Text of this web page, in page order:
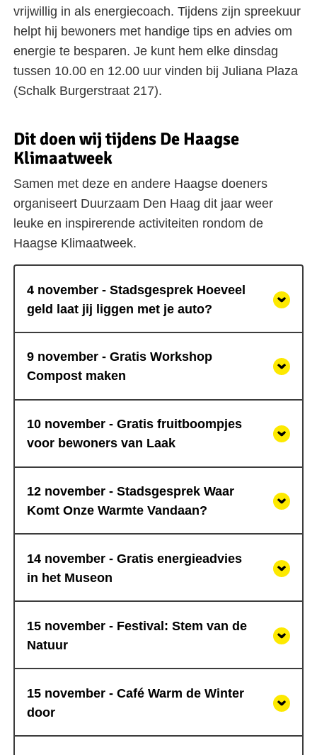
vrijwillig in als energiecoach. Tijdens zijn spreekuur
helpt hij bewoners met handige tips en advies om
energie te besparen. Je kunt hem elke dinsdag
tussen 10.00 en 12.00 uur vinden bij Juliana Plaza
(Schalk Burgerstraat 217).
Dit doen wij tijdens De Haagse
Klimaatweek
Samen met deze en andere Haagse doeners
organiseert Duurzaam Den Haag dit jaar weer
leuke en inspirerende activiteiten rondom de
Haagse Klimaatweek.
4 november - Stadsgesprek Hoeveel
geld laat jij liggen met je auto?
9 november - Gratis Workshop
Compost maken
10 november - Gratis fruitboompjes
voor bewoners van Laak
12 november - Stadsgesprek Waar
Komt Onze Warmte Vandaan?
14 november - Gratis energieadvies
in het Museon
15 november - Festival: Stem van de
Natuur
15 november - Café Warm de Winter
door